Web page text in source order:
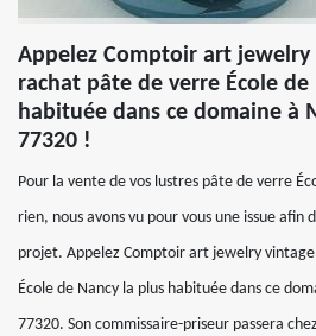
Appelez Comptoir art jewelry
rachat pâte de verre École de
habituée dans ce domaine à
77320 !
Pour la vente de vos lustres pâte de verre
rien, nous avons vu pour vous une issue afin
projet. Appelez Comptoir art jewelry
École de Nancy la plus habituée dans ce
77320. Son commissaire-priseur passera